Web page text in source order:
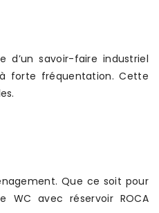
d’un savoir-faire industriel
forte fréquentation. Cette
Que ce soit pour
WC avec réservoir ROCA